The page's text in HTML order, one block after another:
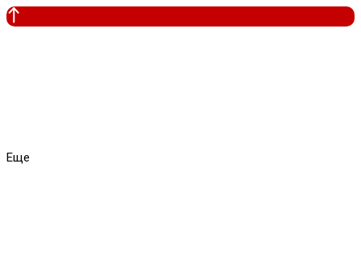
Еще